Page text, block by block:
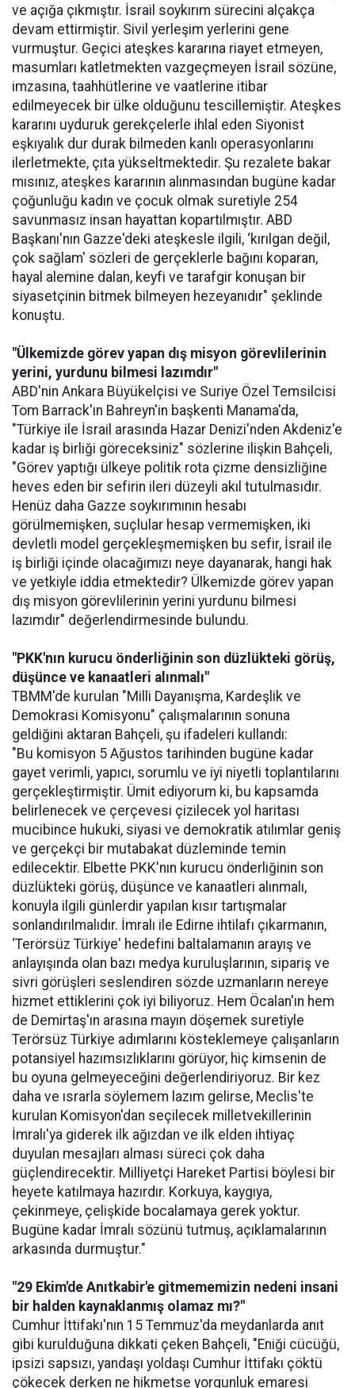
ve açığa çıkmıştır. İsrail soykırım sürecini alçakça
devam ettirmiştir. Sivil yerleşim yerlerini gene
vurmuştur. Geçici ateşkes kararına riayet etmeyen,
masumları katletmekten vazgeçmeyen İsrail sözüne,
imzasına, taahhütlerine ve vaatlerine itibar
edilmeyecek bir ülke olduğunu tescillemiştir. Ateşkes
kararını uyduruk gerekçelerle ihlal eden Siyonist
eşkıyalık dur durak bilmeden kanlı operasyonlarını
ilerletmekte, çıta yükseltmektedir. Şu rezalete bakar
mısınız, ateşkes kararının alınmasından bugüne kadar
çoğunluğu kadın ve çocuk olmak suretiyle 254
savunmasız insan hayattan kopartılmıştır. ABD
Başkanı'nın Gazze'deki ateşkesle ilgili, ‘kırılgan değil,
çok sağlam' sözleri de gerçeklerle bağını koparan,
hayal alemine dalan, keyfi ve tarafgir konuşan bir
siyasetçinin bitmek bilmeyen hezeyanıdır" şeklinde
konuştu.
"Ülkemizde görev yapan dış misyon görevlilerinin
yerini, yurdunu bilmesi lazımdır"
ABD'nin Ankara Büyükelçisi ve Suriye Özel Temsilcisi
Tom Barrack'ın Bahreyn'in başkenti Manama'da,
"Türkiye ile İsrail arasında Hazar Denizi'nden Akdeniz'e
kadar iş birliği göreceksiniz" sözlerine ilişkin Bahçeli,
"Görev yaptığı ülkeye politik rota çizme densizliğine
heves eden bir sefirin ileri düzeyli akıl tutulmasıdır.
Henüz daha Gazze soykırımının hesabı
görülmemişken, suçlular hesap vermemişken, iki
devletli model gerçekleşmemişken bu sefir, İsrail ile
iş birliği içinde olacağımızı neye dayanarak, hangi hak
ve yetkiyle iddia etmektedir? Ülkemizde görev yapan
dış misyon görevlilerinin yerini yurdunu bilmesi
lazımdır" değerlendirmesinde bulundu.
"PKK'nın kurucu önderliğinin son düzlükteki görüş,
düşünce ve kanaatleri alınmalı"
TBMM'de kurulan "Milli Dayanışma, Kardeşlik ve
Demokrasi Komisyonu" çalışmalarının sonuna
geldiğini aktaran Bahçeli, şu ifadeleri kullandı:
"Bu komisyon 5 Ağustos tarihinden bugüne kadar
gayet verimli, yapıcı, sorumlu ve iyi niyetli toplantılarını
gerçekleştirmiştir. Ümit ediyorum ki, bu kapsamda
belirlenecek ve çerçevesi çizilecek yol haritası
mucibince hukuki, siyasi ve demokratik atılımlar geniş
ve gerçekçi bir mutabakat düzleminde temin
edilecektir. Elbette PKK'nın kurucu önderliğinin son
düzlükteki görüş, düşünce ve kanaatleri alınmalı,
konuyla ilgili günlerdir yapılan kısır tartışmalar
sonlandırılmalıdır. İmralı ile Edirne ihtilafı çıkarmanın,
‘Terörsüz Türkiye' hedefini baltalamanın arayış ve
anlayışında olan bazı medya kuruluşlarının, sipariş ve
sivri görüşleri seslendiren sözde uzmanların nereye
hizmet ettiklerini çok iyi biliyoruz. Hem Öcalan'ın hem
de Demirtaş'ın arasına mayın döşemek suretiyle
Terörsüz Türkiye adımlarını kösteklemeye çalışanların
potansiyel hazımsızlıklarını görüyor, hiç kimsenin de
bu oyuna gelmeyeceğini değerlendiriyoruz. Bir kez
daha ve ısrarla söylemem lazım gelirse, Meclis'te
kurulan Komisyon'dan seçilecek milletvekillerinin
İmralı'ya giderek ilk ağızdan ve ilk elden ihtiyaç
duyulan mesajları alması süreci çok daha
güçlendirecektir. Milliyetçi Hareket Partisi böylesi bir
heyete katılmaya hazırdır. Korkuya, kaygıya,
çekinmeye, çelişkide bocalamaya gerek yoktur.
Bugüne kadar İmralı sözünü tutmuş, açıklamalarının
arkasında durmuştur."
"29 Ekim'de Anıtkabir'e gitmememizin nedeni insani
bir halden kaynaklanmış olamaz mı?"
Cumhur İttifakı'nın 15 Temmuz'da meydanlarda anıt
gibi kurulduğuna dikkati çeken Bahçeli, "Eniği cücüğü,
ipsizi sapsızı, yandaşı yoldaşı Cumhur İttifakı çöktü
çökecek derken ne hikmetse yorgunluk emaresi